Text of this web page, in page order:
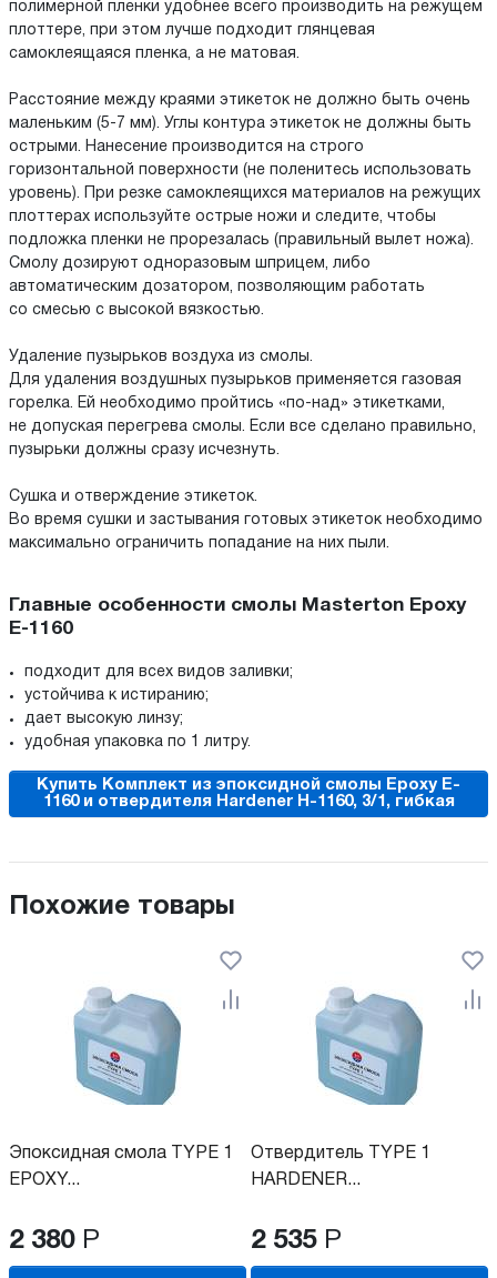
полимерной пленки удобнее всего производить на режущем
плоттере, при этом лучше подходит глянцевая
самоклеящаяся пленка, а не матовая.
Расстояние между краями этикеток не должно быть очень
маленьким (5-7 мм). Углы контура этикеток не должны быть
острыми. Нанесение производится на строго
горизонтальной поверхности (не поленитесь использовать
уровень). При резке самоклеящихся материалов на режущих
плоттерах используйте острые ножи и следите, чтобы
подложка пленки не прорезалась (правильный вылет ножа).
Смолу дозируют одноразовым шприцем, либо
автоматическим дозатором, позволяющим работать
со смесью с высокой вязкостью.
Удаление пузырьков воздуха из смолы.
Для удаления воздушных пузырьков применяется газовая
горелка. Ей необходимо пройтись «по-над» этикетками,
не допуская перегрева смолы. Если все сделано правильно,
пузырьки должны сразу исчезнуть.
Сушка и отверждение этикеток.
Во время сушки и застывания готовых этикеток необходимо
максимально ограничить попадание на них пыли.
Главные особенности смолы Masterton Epoxy
E-1160
подходит для всех видов заливки;
устойчива к истиранию;
дает высокую линзу;
удобная упаковка по 1 литру.
Купить Комплект из эпоксидной смолы Epoxy E-
1160 и отвердителя Hardener H-1160, 3/1, гибкая
Похожие товары
Эпоксидная смола TYPE 1
EPOXY...
2 380 Р
Отвердитель TYPE 1
HARDENER...
2 535 Р